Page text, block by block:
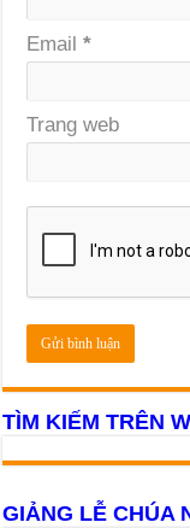
Email*
Trang web
TÌM KIẾM TRÊN
GIẢNG LỄ CHÚA